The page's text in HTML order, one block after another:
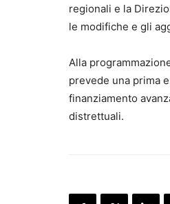
regionali e la
le modifiche e gli
Alla
prevede una prima
finanziamento
distrettuali.